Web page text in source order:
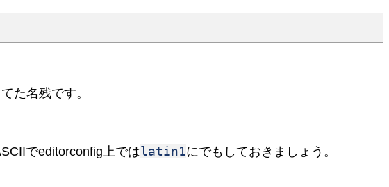
た名残です。
でeditorconfig上ではlatin1にでもしておきましょう。